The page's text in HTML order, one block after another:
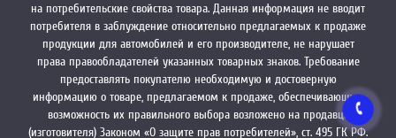
на потребительские свойства товара. Данная информация не вводит
потребителя в заблуждение относительно предлагаемых к продаже
продукции для автомобилей и его производителе, не нарушает
права правообладателей указанных товарных знаков. Требование
предоставлять покупателю необходимую и достоверную
информацию о товаре, предлагаемом к продаже, обеспечивающую
возможность их правильного выбора возложено на продавца
(изготовителя) Законом «О защите прав потребителей», ст. 495 ГК РФ.